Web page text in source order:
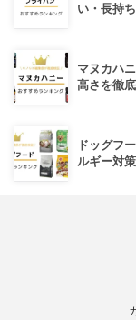
い・長持
マヌカハ
高さを徹
ドッグフ
ルギー対